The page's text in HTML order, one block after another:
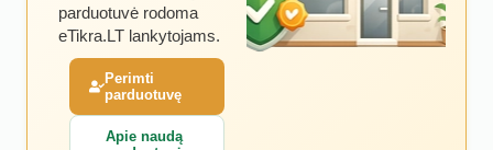
parduotuvė rodoma
eTikra.LT lankytojams.
Perimti
parduotuvę
Apie naudą